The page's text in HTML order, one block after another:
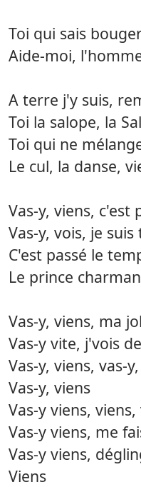
Toi qui sais
Aide-moi,
A terre j'y suis,
Toi la salope, la
Toi qui ne
Le cul, la danse,
Vas-y, viens, c'est
Vas-y, vois, je
C'est passé le
Le prince
Vas-y, viens, ma
Vas-y vite, j'vois
Vas-y, viens, vas-
Vas-y, viens
Vas-y viens,
Vas-y viens, me
Vas-y viens,
Viens